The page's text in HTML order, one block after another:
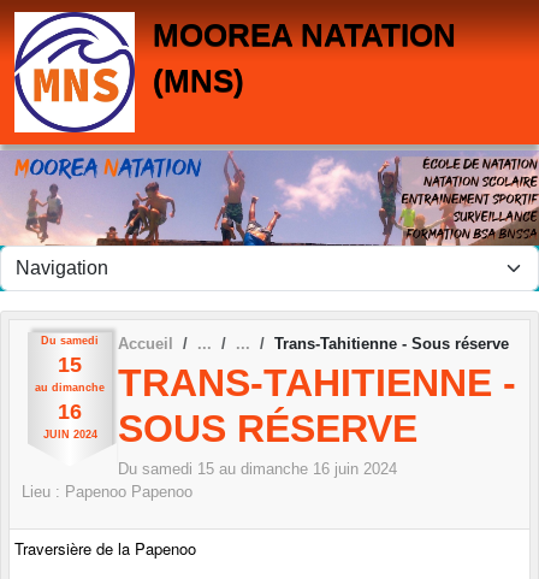
MOOREA NATATION
(MNS)
Du samedi
15
au dimanche
16
JUIN 2024
Accueil Trans-Tahitienne - Sous réserve
TRANS-TAHITIENNE -
SOUS RÉSERVE
Du samedi 15 au dimanche 16 juin 2024
Lieu : Papenoo Papenoo
Traversière de la Papenoo
Panneau de gestion des cookies